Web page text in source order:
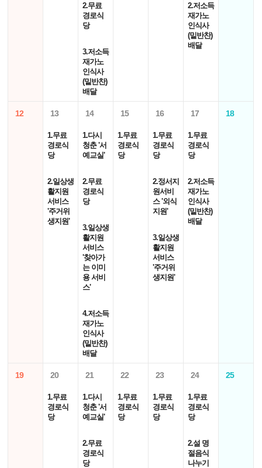
2.무료
경로식
당
3.저소득
재가노
인식사
(밑반찬)
배달
2.저소득
재가노
인식사
(밑반찬)
배달
12 13
1.무료
경로식
당
2.일상생
활지원
서비스
'주거위
생지원'
14
1.다시
청춘 '서
예교실'
2.무료
경로식
당
3.일상생
활지원
서비스
'찾아가
는 이미
용 서비
스'
4.저소득
재가노
인식사
(밑반찬)
배달
15
1.무료
경로식
당
16
1.무료
경로식
당
2.정서지
원서비
스 '외식
지원'
3.일상생
활지원
서비스
'주거위
생지원'
17
1.무료
경로식
당
2.저소득
재가노
인식사
(밑반찬)
배달
18
19 20
1.무료
경로식
당
21
1.다시
청춘 '서
예교실'
2.무료
경로식
당
22
1.무료
경로식
당
23
1.무료
경로식
당
24
1.무료
경로식
당
2.설 명
절음식
나누기
25